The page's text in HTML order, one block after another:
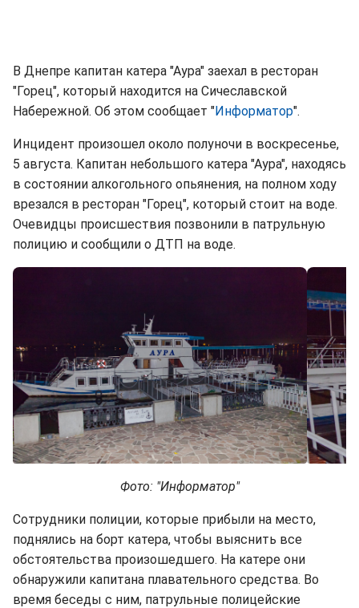
В Днепре капитан катера "Аура" заехал в ресторан
"Горец", который находится на Сичеславской
Набережной. Об этом сообщает "Информатор".
Инцидент произошел около полуночи в воскресенье,
5 августа. Капитан небольшого катера "Аура", находясь
в состоянии алкогольного опьянения, на полном ходу
врезался в ресторан "Горец", который стоит на воде.
Очевидцы происшествия позвонили в патрульную
полицию и сообщили о ДТП на воде.
Фото: "Информатор"
Сотрудники полиции, которые прибыли на место,
поднялись на борт катера, чтобы выяснить все
обстоятельства произошедшего. На катере они
обнаружили капитана плавательного средства. Во
время беседы с ним, патрульные полицейские